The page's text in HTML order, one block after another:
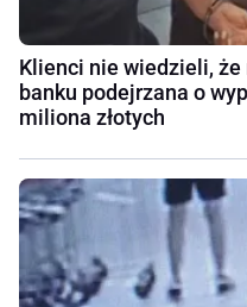
Klienci nie wiedzieli,
banku podejrzana o
miliona złotych